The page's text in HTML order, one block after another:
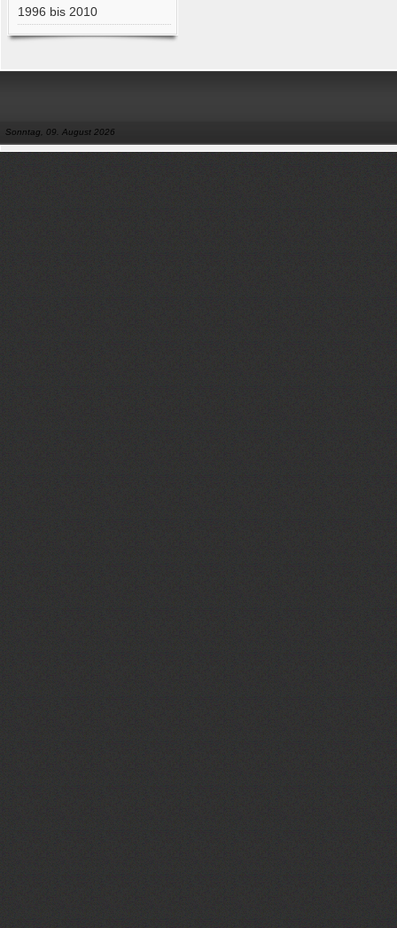
1996 bis 2010
Sonntag, 09. August 2026